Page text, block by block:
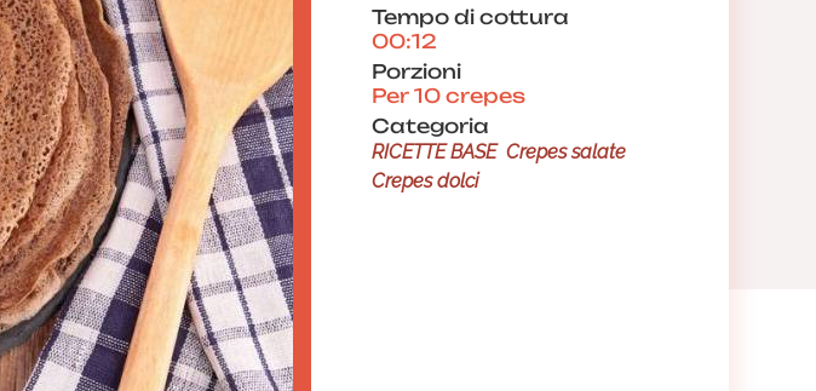
Tempo di cottura
00:12
Porzioni
Per 10 crepes
Categoria
RICETTE BASE Crepes salate
Crepes dolci